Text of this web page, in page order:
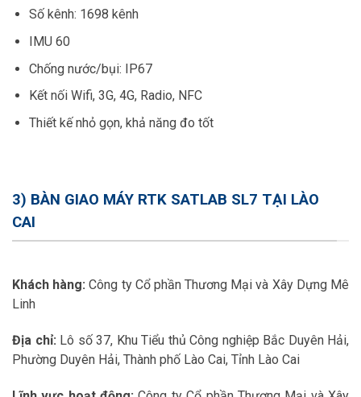
Số kênh: 1698 kênh
IMU 60
Chống nước/bụi: IP67
Kết nối Wifi, 3G, 4G, Radio, NFC
Thiết kế nhỏ gọn, khả năng đo tốt
3) BÀN GIAO MÁY RTK SATLAB SL7 TẠI LÀO
CAI
Khách hàng:Công ty Cổ phần Thương Mại và Xây Dựng Mê
Linh
Địa chỉ: Lô số 37, Khu Tiểu thủ Công nghiệp Bắc Duyên Hải,
Phường Duyên Hải, Thành phố Lào Cai, Tỉnh Lào Cai